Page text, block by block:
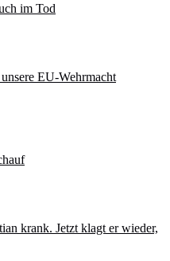
im Tod
EU-Wehrmacht
krank. Jetzt klagt er wieder,